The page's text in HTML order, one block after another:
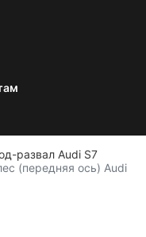
развал Audi S7
(передняя ось) Audi